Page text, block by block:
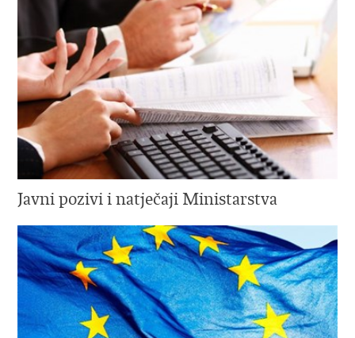
Javni pozivi i natječaji Ministarstva